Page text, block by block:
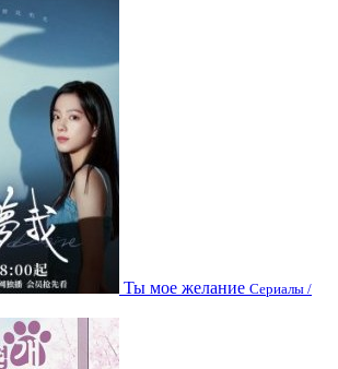
Ты мое желание Сериалы /